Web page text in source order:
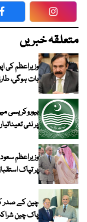
Facebook
متعلقہ خبریں
وزیراعظم کی
بات ہوگی،
بیوروکریسی
پر نئی
وزیراعظم
پر تپاک
چین کے صدر
پاک چین